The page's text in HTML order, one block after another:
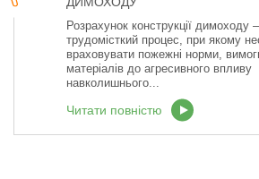
Розрахунок конструкції димоходу
трудомісткий процес, при якому
враховувати пожежні норми,
матеріалів до агресивного впливу
навколишнього...
Читати повністю